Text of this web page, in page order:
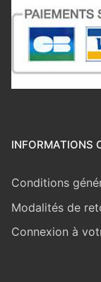
INFORMATIONS
Conditions
Modalités de
Connexion à